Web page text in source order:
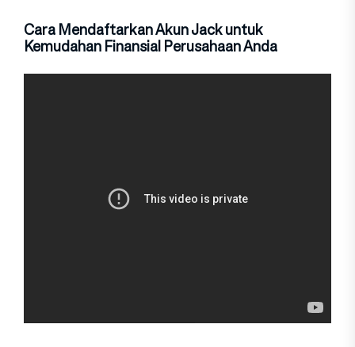
Cara Mendaftarkan Akun Jack untuk
Kemudahan Finansial Perusahaan Anda